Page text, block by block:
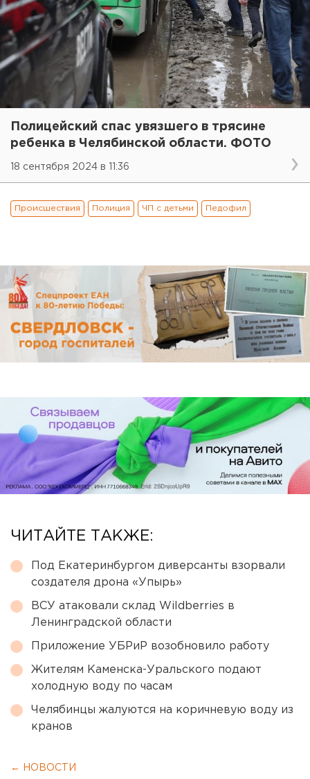
Полицейский спас увязшего в трясине
ребенка в Челябинской области. ФОТО
18 сентября 2024 в 11:36
Происшествия Полиция ЧП с детьми Педофил
ЧИТАЙТЕ ТАКЖЕ:
Под Екатеринбургом диверсанты взорвали
создателя дрона «Упырь»
ВСУ атаковали склад Wildberries в
Ленинградской области
Приложение УБРиР возобновило работу
Жителям Каменска-Уральского подают
холодную воду по часам
Челябинцы жалуются на коричневую воду из
кранов
← НОВОСТИ